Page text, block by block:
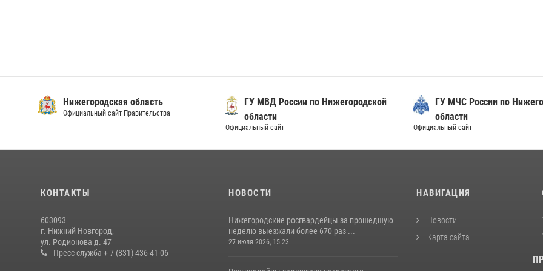
Нижегородская область
Официальный сайт Правительства
ГУ МВД России по Нижегородской
области
Официальный сайт
ГУ МЧС России по
области
Официальный сайт
КОНТАКТЫ
603093
г. Нижний Новгород,
ул. Родионова д. 47
Пресс-служба + 7 (831) 436-41-06
НОВОСТИ
Нижегородские росгвардейцы за прошедшую
неделю выезжали более 670 раз ...
27 июля 2026, 15:23
НАВИГАЦИЯ
Новости
Карта сайта